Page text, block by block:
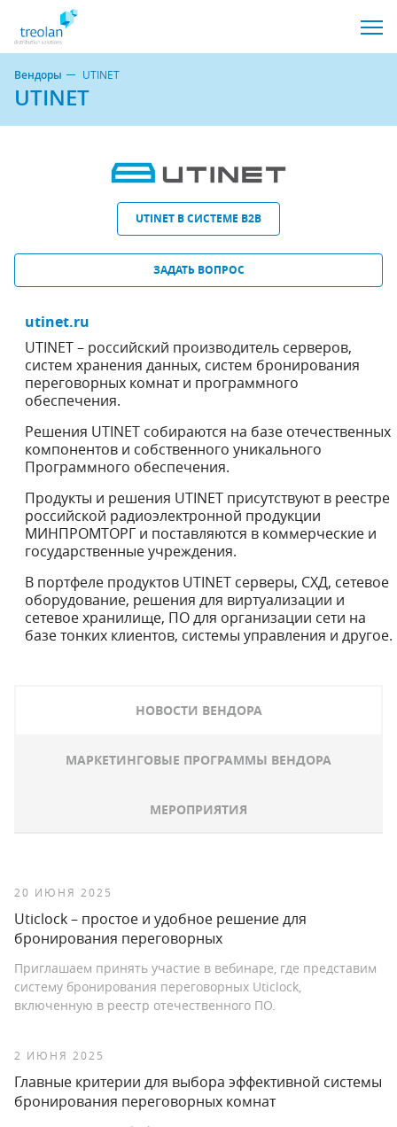
Вендоры UTINET
UTINET
UTINET В СИСТЕМЕ B2B
ЗАДАТЬ ВОПРОС
utinet.ru
UTINET – российский производитель серверов,
систем хранения данных, систем бронирования
переговорных комнат и программного
обеспечения.
Решения UTINET собираются на базе отечественных
компонентов и собственного уникального
Программного обеспечения.
Продукты и решения UTINET присутствуют в реестре
российской радиоэлектронной продукции
МИНПРОМТОРГ и поставляются в коммерческие и
государственные учреждения.
В портфеле продуктов UTINET серверы, СХД, сетевое
оборудование, решения для виртуализации и
сетевое хранилище, ПО для организации сети на
базе тонких клиентов, системы управления и другое.
НОВОСТИ ВЕНДОРА
МАРКЕТИНГОВЫЕ ПРОГРАММЫ ВЕНДОРА
МЕРОПРИЯТИЯ
20 ИЮНЯ 2025
Uticlock – простое и удобное решение для
бронирования переговорных
Приглашаем принять участие в вебинаре, где представим
систему бронирования переговорных Uticlock,
включенную в реестр отечественного ПО.
2 ИЮНЯ 2025
Главные критерии для выбора эффективной системы
бронирования переговорных комнат